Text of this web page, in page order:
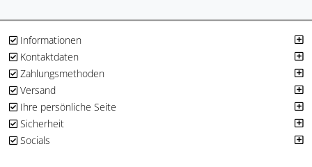
Informationen
Kontaktdaten
Zahlungsmethoden
Versand
Ihre persönliche Seite
Sicherheit
Socials